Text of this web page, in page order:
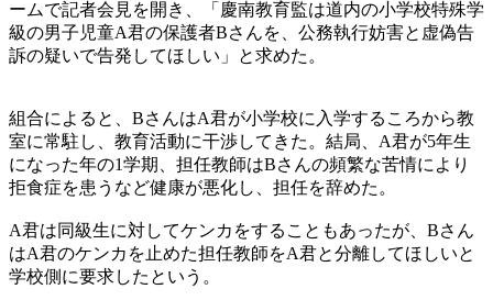
ームで記者会見を開き、「慶南教育監は道内の小学校特殊学
級の男子児童A君の保護者Bさんを、公務執行妨害と虚偽告
訴の疑いで告発してほしい」と求めた。
組合によると、BさんはA君が小学校に入学するころから教
室に常駐し、教育活動に干渉してきた。結局、A君が5年生
になった年の1学期、担任教師はBさんの頻繁な苦情により
拒食症を患うなど健康が悪化し、担任を辞めた。
A君は同級生に対してケンカをすることもあったが、Bさん
はA君のケンカを止めた担任教師をA君と分離してほしいと
学校側に要求したという。